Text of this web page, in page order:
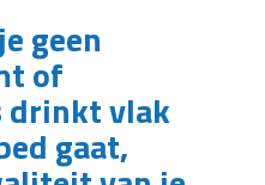
geen
of
drinkt vlak
gaat,